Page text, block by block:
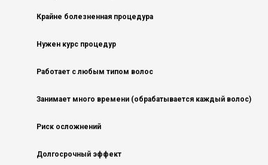
Крайне болезненная процедура
Нужен курс процедур
Работает с любым типом волос
Занимает много времени (обрабатывается каждый волос)
Риск осложнений
Долгосрочный эффект